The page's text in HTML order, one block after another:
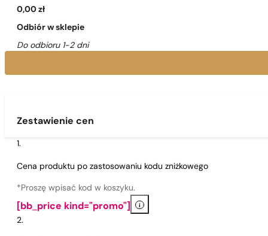
0,00 zł
Odbiór w sklepie
Do odbioru 1-2 dni
Zestawienie cen
Cena produktu po zastosowaniu kodu zniżkowego
*Proszę wpisać kod w koszyku.
[bb_price kind="promo"] i